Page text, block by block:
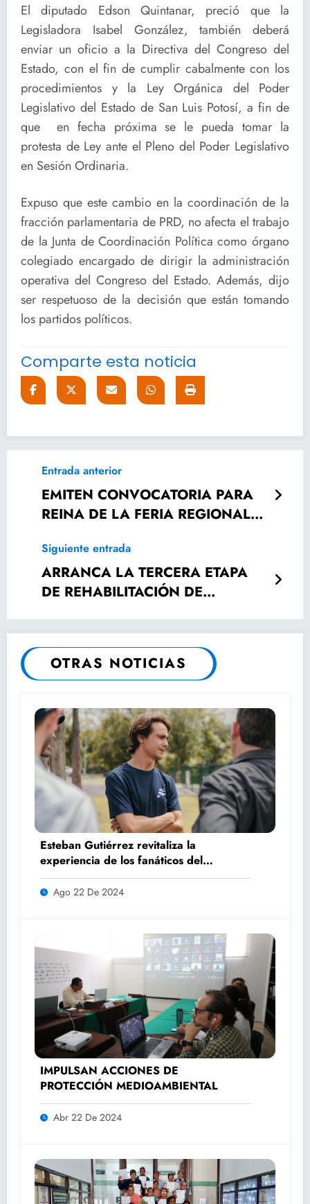
El diputado Edson Quintanar, preció que la
Legisladora Isabel González, también deberá
enviar un oficio a la Directiva del Congreso del
Estado, con el fin de cumplir cabalmente con los
procedimientos y la Ley Orgánica del Poder
Legislativo del Estado de San Luis Potosí, a fin de
que en fecha próxima se le pueda tomar la
protesta de Ley ante el Pleno del Poder Legislativo
en Sesión Ordinaria.
Expuso que este cambio en la coordinación de la
fracción parlamentaria de PRD, no afecta el trabajo
de la Junta de Coordinación Política como órgano
colegiado encargado de dirigir la administración
operativa del Congreso del Estado. Además, dijo
ser respetuoso de la decisión que están tomando
los partidos políticos.
Comparte esta noticia
Entrada anterior
EMITEN CONVOCATORIA PARA
REINA DE LA FERIA REGIONAL
Siguiente entrada
ARRANCA LA TERCERA ETAPA
DE REHABILITACIÓN DE
OTRAS NOTICIAS
Esteban Gutiérrez revitaliza la
experiencia de los fanáticos del
automovilismo con DRIVER 1
Ago 22 De 2024
IMPULSAN ACCIONES DE
PROTECCIÓN MEDIOAMBIENTAL
Abr 22 De 2024